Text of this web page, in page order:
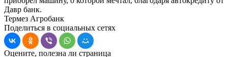
Давр банк.
Термез Агробанк
Поделиться в социальных сетях
Оцените, полезна ли страница